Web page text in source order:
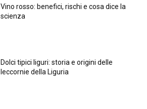
Vino rosso: benefici, rischi e cosa dice la
scienza
Dolci tipici liguri: storia e origini delle
leccornie della Liguria